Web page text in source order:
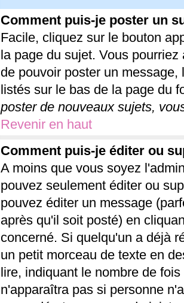
Comment puis-je poster un
Facile, cliquez sur le bouton
la page du sujet. Vous
de pouvoir poster un
listés sur le bas de la page du
poster de nouveaux sujets,
Revenir en haut
Comment puis-je éditer ou
A moins que vous soyez
pouvez seulement éditer ou
pouvez éditer un message
après qu'il soit posté) en
concerné. Si quelqu'un a déjà
un petit morceau de texte en
lire, indiquant le nombre de
n'apparaîtra pas si personne